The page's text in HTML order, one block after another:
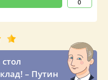
0
– Путин